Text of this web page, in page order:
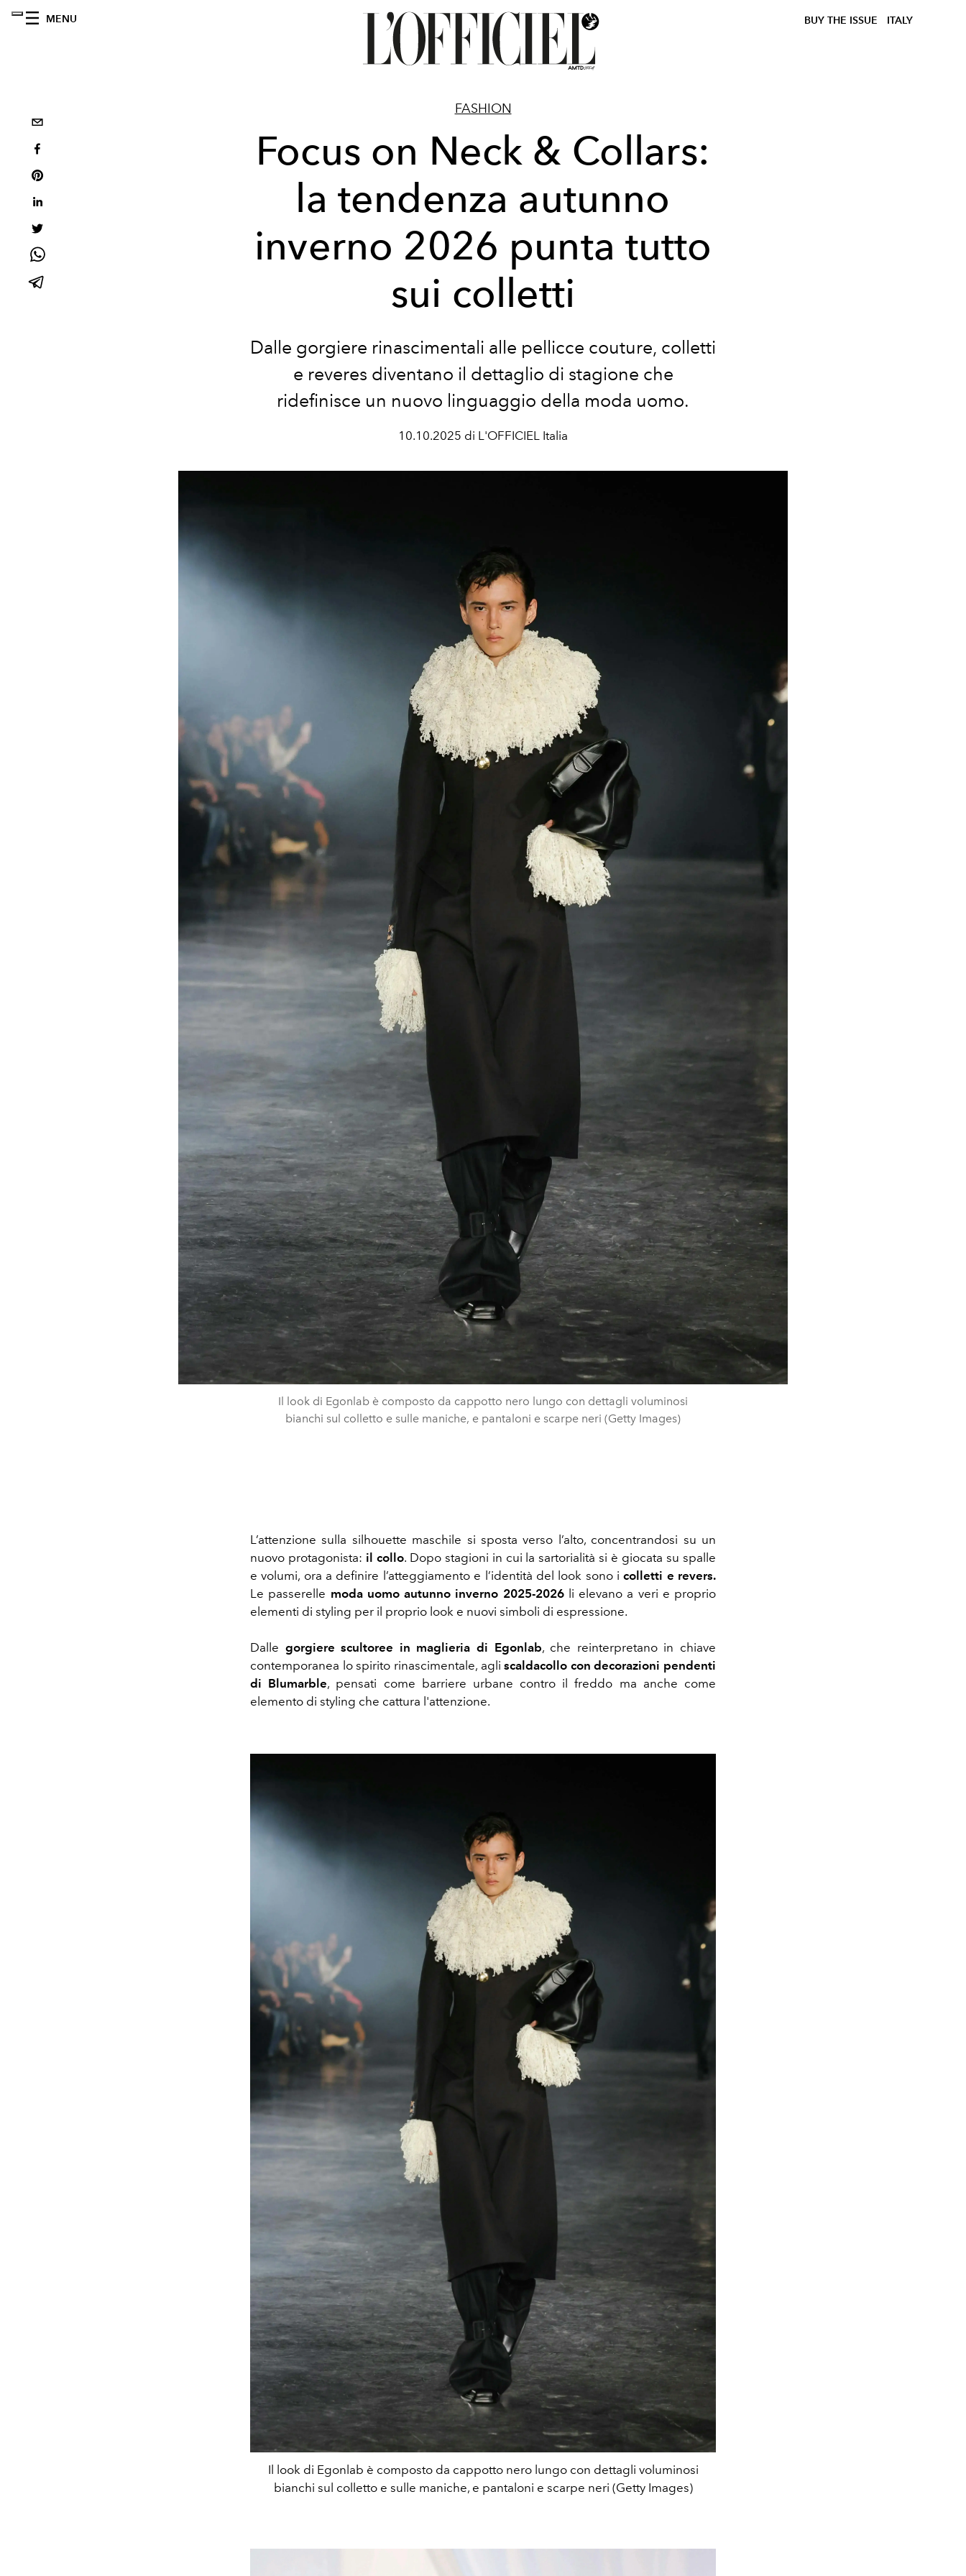
MENU BUY THE ISSUE ITALY
FASHION
Focus on Neck & Collars:
la tendenza autunno
inverno 2026 punta tutto
sui colletti
Dalle gorgiere rinascimentali alle pellicce couture, colletti
e reveres diventano il dettaglio di stagione che
ridefinisce un nuovo linguaggio della moda uomo.
10.10.2025 di L'OFFICIEL Italia
Il look di Egonlab è composto da cappotto nero lungo con dettagli voluminosi
bianchi sul colletto e sulle maniche, e pantaloni e scarpe neri (Getty Images)
L’attenzione sulla silhouette maschile si sposta verso l’alto, concentrandosi su un
nuovo protagonista: il collo. Dopo stagioni in cui la sartorialità si è giocata su spalle
e volumi, ora a definire l’atteggiamento e l’identità del look sono icolletti e revers.
Le passerelle moda uomo autunno inverno 2025-2026 li elevano a veri e proprio
elementi di styling per il proprio look e nuovi simboli di espressione.
Dalle gorgiere scultoree in maglieria di Egonlab, che reinterpretano in chiave
contemporanea lo spirito rinascimentale, agliscaldacollo con decorazioni pendenti
di Blumarble, pensati come barriere urbane contro il freddo ma anche come
elemento di styling che cattura l'attenzione.
Il look di Egonlab è composto da cappotto nero lungo con dettagli voluminosi
bianchi sul colletto e sulle maniche, e pantaloni e scarpe neri (Getty Images)